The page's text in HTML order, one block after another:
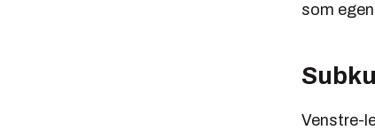
som
Venstre-